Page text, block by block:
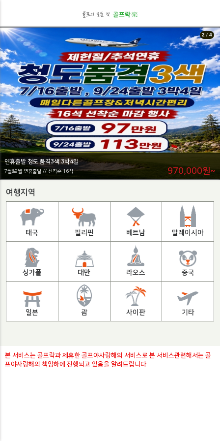
연휴출발 청도 품격3색 3박4일
7월&9월 연휴출발 // 선착순 16석 970,000원~
2 / 4
여행지역
태국 필리핀 베트남 말레이시아
싱가폴 대만 라오스 중국
일본 괌 사이판 기타
본 서비스는 골프락과 제휴한 골프야사랑해의 서비스로 본 서비스관련해서는 골
프야사랑해의 책임하에 진행되고 있음을 알려드립니다